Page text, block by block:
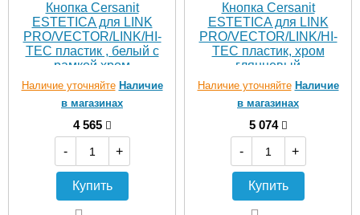
Кнопка Cersanit
ESTETICA для LINK
PRO/VECTOR/LINK/HI-
TEC пластик , белый с
рамкой хром
Наличие уточняйте Наличие
в магазинах
4 565
-
+
Купить
Кнопка Cersanit
ESTETICA для LINK
PRO/VECTOR/LINK/HI-
TEC пластик, хром
глянцевый
Наличие уточняйте Наличие
в магазинах
5 074
-
+
Купить